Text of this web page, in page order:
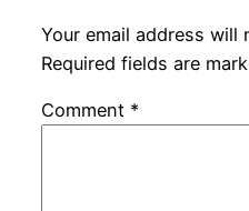
Your email address will
Required fields are
Comment *